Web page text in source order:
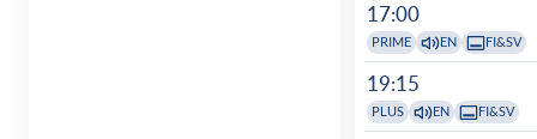
17:00
PRIME EN FI&SV
19:15
PLUS EN FI&SV